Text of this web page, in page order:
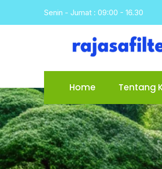
Senin - Jumat : 09:00 - 16.30
Home Tentang